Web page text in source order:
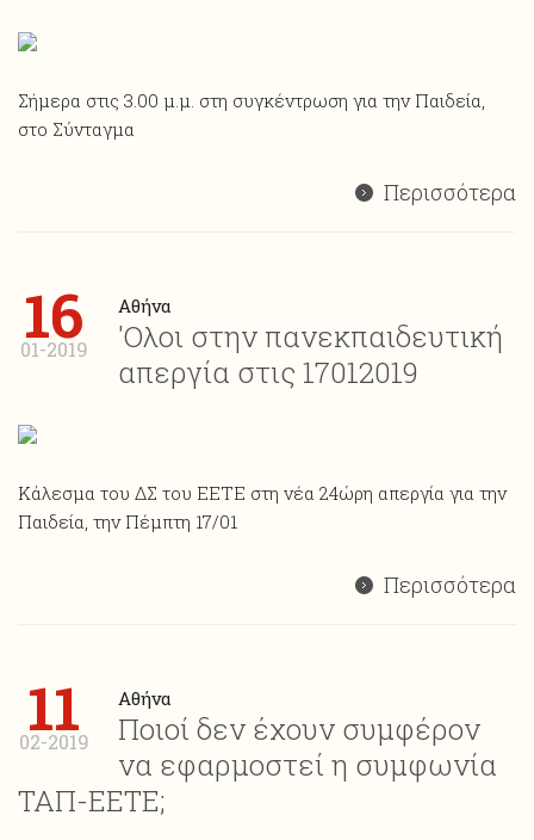
Σήμερα στις 3.00 μ.μ. στη συγκέντρωση για την Παιδεία,
στο Σύνταγμα
Περισσότερα
16
01-2019
Αθήνα
'Ολοι στην πανεκπαιδευτική
απεργία στις 17012019
Κάλεσμα του ΔΣ του ΕΕΤΕ στη νέα 24ώρη απεργία για την
Παιδεία, την Πέμπτη 17/01
Περισσότερα
11
02-2019
Αθήνα
Ποιοί δεν έχουν συμφέρον
να εφαρμοστεί η συμφωνία
ΤΑΠ-ΕΕΤΕ;